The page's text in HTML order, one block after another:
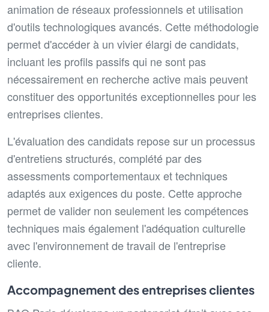
animation de réseaux professionnels et utilisation
d'outils technologiques avancés. Cette méthodologie
permet d'accéder à un vivier élargi de candidats,
incluant les profils passifs qui ne sont pas
nécessairement en recherche active mais peuvent
constituer des opportunités exceptionnelles pour les
entreprises clientes.
L'évaluation des candidats repose sur un processus
d'entretiens structurés, complété par des
assessments comportementaux et techniques
adaptés aux exigences du poste. Cette approche
permet de valider non seulement les compétences
techniques mais également l'adéquation culturelle
avec l'environnement de travail de l'entreprise
cliente.
Accompagnement des entreprises clientes